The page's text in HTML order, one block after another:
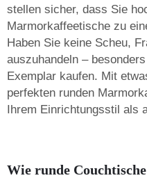
stellen sicher, dass Sie
Marmorkaffee­tische zu
Haben Sie keine Scheu,
auszuhandeln –
Exemplar kaufen. Mit
perfekten runden
Ihrem Einrichtungsstil als
Wie runde